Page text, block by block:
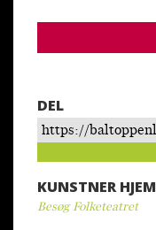
DEL
https://
KUNSTNER
Besøg Folketeatret